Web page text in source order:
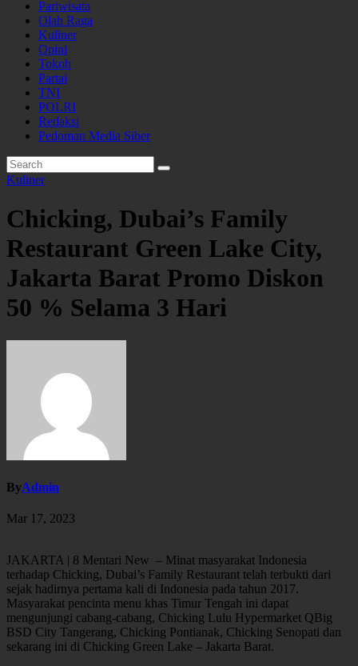
Pariwisata
Olah Raga
Kuliner
Opini
Tokoh
Partai
TNI
POLRI
Redaksi
Pedoman Media Siber
Kuliner
Chicking, Dubai’s Family
Restaurant Green Lake City,
Jakarta Barat Promo Diskon
50 % Selama 3 Hari
ByAdmin
Mar 17, 2023
JAKARTA | 8 Mentari New – Minat masyarakat Indonesia
terhadap Chicking, Dubai’s Family Restaurant telah terbukti dari
sejak hadirnya pertama kali di Indonesia pada tahun 2017.
Masyarakat pencinta menu khas Timur Tengah ini dapat
mengunjungi cabang-cabang, Chicking Lulu Hypermarket QBig
BSD City Tangerang, Chicking Pontianak, Chicking Senopati dan
sekarang ini di Chicking Green Lake – Jakarta Barat.